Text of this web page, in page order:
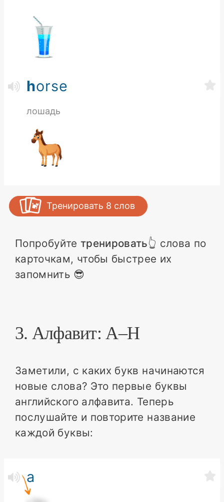
horse
лошадь
Тренировать 8 слов
Попробуйте тренировать👆 слова по
карточкам, чтобы быстрее их
запомнить 😎
3. Алфавит: A–H
Заметили, с каких букв начинаются
новые слова? Это первые буквы
английского алфавита. Теперь
послушайте и повторите название
каждой буквы:
a